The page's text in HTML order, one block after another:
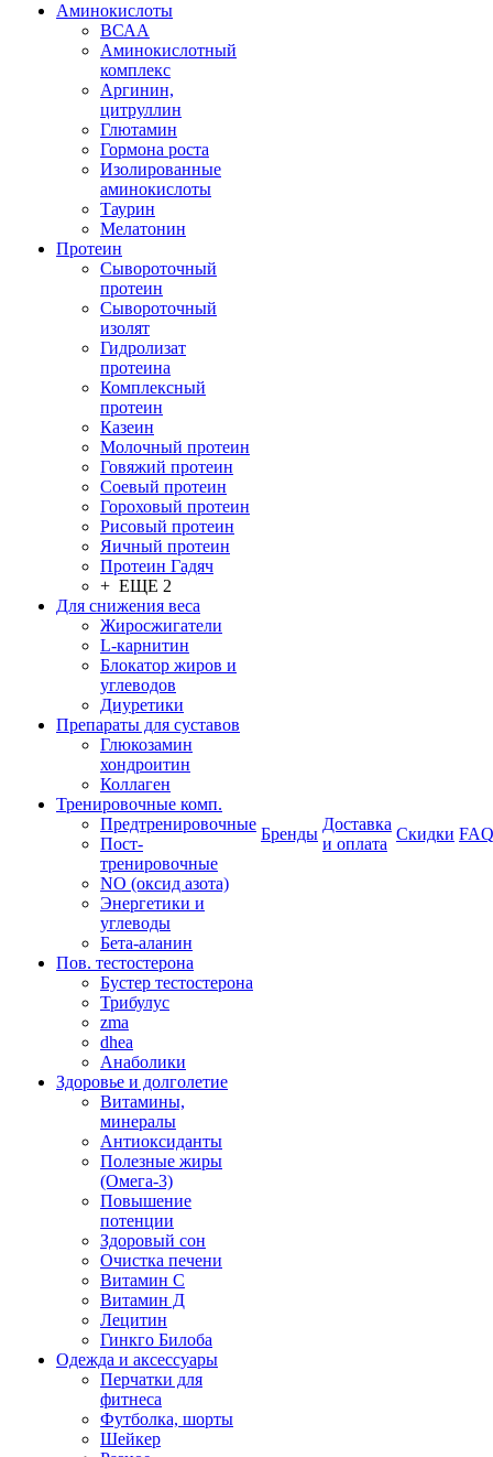
Аминокислоты
ВСАА
Аминокислотный
комплекс
Аргинин,
цитруллин
Глютамин
Гормона роста
Изолированные
аминокислоты
Таурин
Мелатонин
Протеин
Сывороточный
протеин
Сывороточный
изолят
Гидролизат
протеина
Комплексный
протеин
Казеин
Молочный протеин
Говяжий протеин
Соевый протеин
Гороховый протеин
Рисовый протеин
Яичный протеин
Протеин Гадяч
+ ЕЩЕ 2
Для снижения веса
Жиросжигатели
L-карнитин
Блокатор жиров и
углеводов
Диуретики
Препараты для суставов
Глюкозамин
хондроитин
Коллаген
Тренировочные комп.
Предтренировочные
Пост-
тренировочные
NO (оксид азота)
Энергетики и
углеводы
Бета-аланин
Пов. тестостерона
Бустер тестостерона
Трибулус
zma
dhea
Анаболики
Здоровье и долголетие
Витамины,
минералы
Антиоксиданты
Полезные жиры
(Омега-3)
Повышение
потенции
Здоровый сон
Очистка печени
Витамин С
Витамин Д
Лецитин
Гинкго Билоба
Одежда и аксессуары
Перчатки для
фитнеса
Футболка, шорты
Шейкер
Бренды
Доставка
и оплата
Скидки FAQ